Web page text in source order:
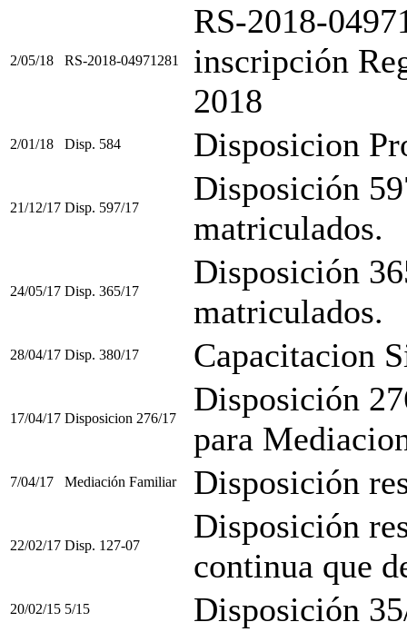
2/05/18 RS-2018-04971281
RS-2018-
inscripción
2018
2/01/18 Disp. 584 Disposicion
21/12/17 Disp. 597/17
Disposición
matriculados.
24/05/17 Disp. 365/17
Disposición
matriculados.
28/04/17 Disp. 380/17 Capacitacion
17/04/17 Disposicion 276/17
Disposición
para
7/04/17 Mediación Familiar Disposición
22/02/17 Disp. 127-07
Disposición
continua que
20/02/15 5/15 Disposición